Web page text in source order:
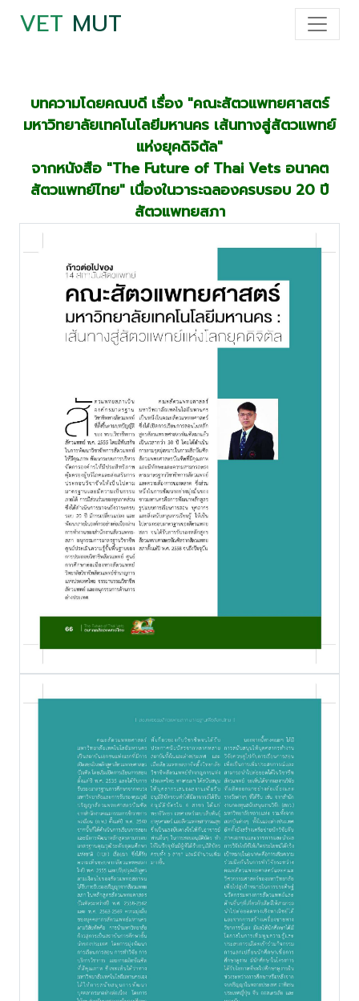
VET MUT
บทความโดยคณบดี เรื่อง "คณะสัตวแพทยศาสตร์
มหาวิทยาลัยเทคโนโลยีมหานคร เส้นทางสู่สัตวแพทย์
แห่งยุคดิจิตัล"
จากหนังสือ "The Future of Thai Vets อนาคต
สัตวแพทย์ไทย" เนื่องในวาระฉลองครบรอบ 20 ปี
สัตวแพทยสภา